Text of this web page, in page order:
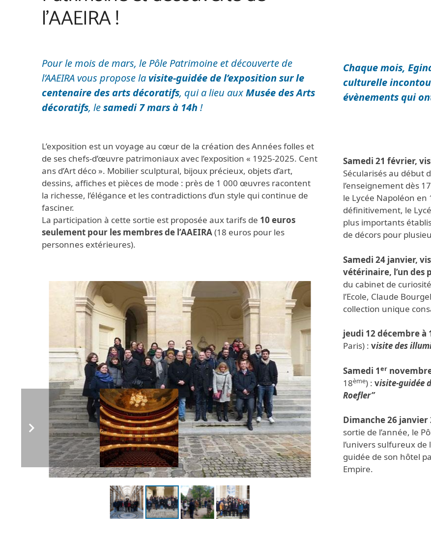
l’AAEIRA !
Pour le mois de mars, le Pôle Patrimoine et découverte de
l’AAEIRA vous propose la visite-guidée de l’exposition sur le
centenaire des arts décoratifs, qui a lieu auxMusée des Arts
décoratifs, lesamedi 7 mars à 14h !
L’exposition est un voyage au cœur de la création des Années folles et
de ses chefs-d’œuvre patrimoniaux avec l’exposition « 1925-2025. Cent
ans d’Art déco ». Mobilier sculptural, bijoux précieux, objets d’art,
dessins, affiches et pièces de mode : près de 1 000 œuvres racontent
la richesse, l’élégance et les contradictions d’un style qui continue de
fasciner.
La participation à cette sortie est proposée aux tarifs de 10 euros
seulement pour les membres de l’AAEIRA(18 euros pour les
personnes extérieures).
Chaque mois,
culturelle
évènements qui
Samedi 21 février,
Sécularisés au début
l’enseignement dès
le Lycée Napoléon
définitivement, le
plus importants
de décors pour
Samedi 24 janvier,
vétérinaire, l’un des
du cabinet de
l’Ecole, Claude
collection unique
jeudi 12 décembre à
Paris) : visite des
Samedi 1er
18ème) : visite-guidée
Roefler”
Dimanche 26 janvier
sortie de l’année, le
l’univers sulfureux de
guidée de son hôtel
Empire.